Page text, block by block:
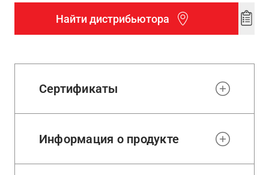
Найти дистрибьютора
Add
Сертификаты
Информация о продукте